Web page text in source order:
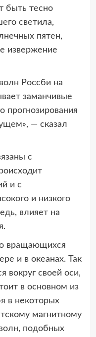
быть тесно
светила,
пятен,
извержение
Россби на
заманчивые
прогнозирования
— сказал
с
и с
и низкого
влияет на
вращающихся
и в океанах. Так
вокруг своей оси,
в основном из
в некоторых
магнитному
подобных